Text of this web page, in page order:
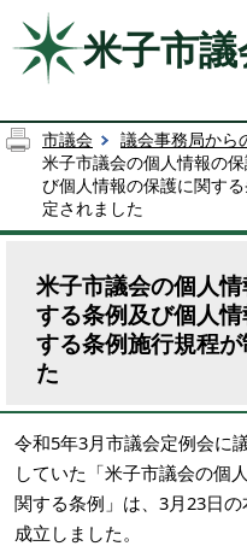
米子市
市議会
議会事務局から
米子市議会の個人情報の
び個人情報の保護に関す
定されました
米子市議会の個人
する条例及び個人
する条例施行規程
た
令和5年3月市議会定例会に
していた「米子市議会の個
関する条例」は、3月23日の
成立しました。